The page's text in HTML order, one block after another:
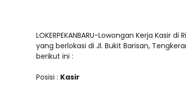
LOKERPEKANBARU-Lowongan Kerja
yang berlokasi di Jl. Bukit Barisan,
berikut ini :
Posisi : Kasir